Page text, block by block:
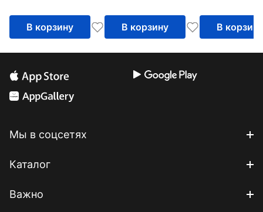
В корзину В корзину В корзину
Мы в соцсетях
Каталог
Важно